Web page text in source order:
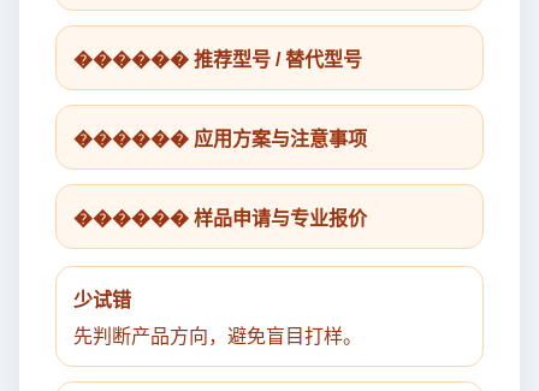
������ 推荐型号 / 替代型号
������ 应用方案与注意事项
������ 样品申请与专业报价
少试错
先判断产品方向，避免盲目打样。